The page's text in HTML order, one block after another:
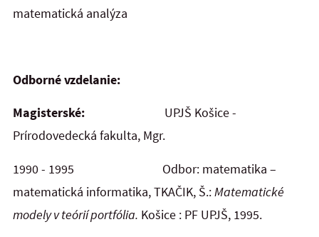
matematická analýza
Odborné vzdelanie:
Magisterské: UPJŠ Košice -
Prírodovedecká fakulta, Mgr.
1990 - 1995 Odbor: matematika –
matematická informatika, TKAČIK, Š.: Matematické
modely v teórií portfólia. Košice : PF UPJŠ, 1995.